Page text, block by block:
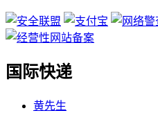
国际快递
黄先生